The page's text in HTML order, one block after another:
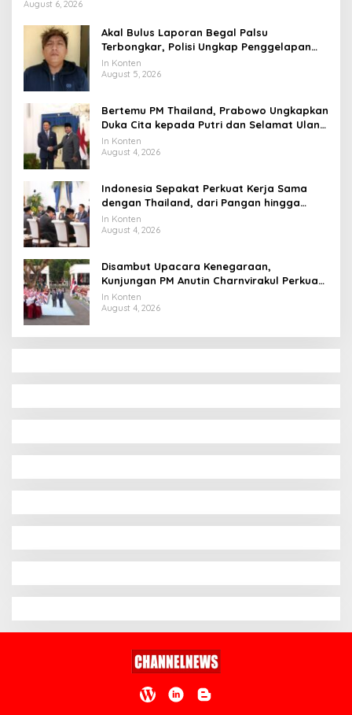
August 6, 2026
Akal Bulus Laporan Begal Palsu
Terbongkar, Polisi Ungkap Penggelapan
Uang Perusahaan untuk Crypto
In Konten
August 5, 2026
Bertemu PM Thailand, Prabowo Ungkapkan
Duka Cita kepada Putri dan Selamat Ulang
Tahun ke Raja Thailand
In Konten
August 4, 2026
Indonesia Sepakat Perkuat Kerja Sama
dengan Thailand, dari Pangan hingga
Ekonomi Digital
In Konten
August 4, 2026
Disambut Upacara Kenegaraan,
Kunjungan PM Anutin Charnvirakul Perkuat
Hubungan Indonesia-Thailand
In Konten
August 4, 2026